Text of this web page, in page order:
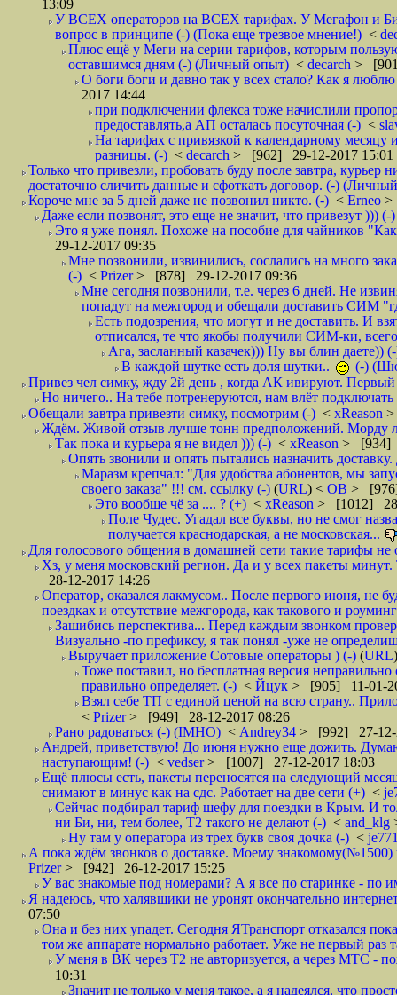
13:09
У ВСЕХ операторов на ВСЕХ тарифах. У Мегафон и Би
вопрос в принципе (-) (Пока еще трезвое мнение!) <
Плюс ещё у Меги на серии тарифов, которым
оставшимся дням (-) (Личный опыт) < decarch >
О боги боги и давно так у всех стало? Как я
2017 14:44
при подключении флекса тоже начислили
предоставлять,а АП осталась посуточная (-) <
На тарифах с привязкой к календарному
разницы. (-) < decarch > [962] 29-12-2017 15:01
Только что привезли, пробовать буду после завтра,
достаточно сличить данные и сфоткать договор. (-)
Короче мне за 5 дней даже не позвонил никто. (-) < Erneo >
Даже если позвонят, это еще не значит, что привезут ))) (-)
Это я уже понял. Похоже на пособие для чайников
29-12-2017 09:35
Мне позвонили, извинились, сослались на много
(-) < Prizer> [878] 29-12-2017 09:36
Мне сегодня позвонили, т.е. через 6 дней. Не
попадут на межгород и обещали доставить СИМ
Есть подозрения, что могут и не доставить. И
отписался, те что якобы получили СИМ-ки,
Ага, засланный казачек))) Ну вы блин даете))
В каждой шутке есть доля шутки..
(-)
Привез чел симку, жду 2й день , когда АК ивируют. Первый
Но ничего.. На тебе потренеруются, нам влёт подключать
Обещали завтра привезти симку, посмотрим (-) < xReason
Ждём. Живой отзыв лучше тонн предположений. Морду
Так пока и курьера я не видел ))) (-) < xReason > [934]
Опять звонили и опять пытались назначить
Маразм крепчал: "Для удобства абонентов, мы
своего заказа" !!! см. ссылку (-) (URL) < ОВ >
Это вообще чё за .... ? (+) < xReason > [1012]
Поле Чудес. Угадал все буквы, но не смог
получается краснодарская, а не московская...
Для голосового общения в домашней сети такие тарифы не
Хз, у меня московский регион. Да и у всех пакеты
28-12-2017 14:26
Оператор, оказался лакмусом.. После первого июня, не
поездках и отсутствие межгорода, как такового и
Зашибись перспектива... Перед каждым звонком
Визуально -по префиксу, я так понял -уже не
Выручает приложение Сотовые операторы ) (-) (URL
Тоже поставил, но бесплатная версия
правильно определяет. (-) < Йцук > [905] 11-01-
Взял себе ТП с единой ценой на всю страну..
< Prizer> [949] 28-12-2017 08:26
Рано радоваться (-) (IMHO) < Andrey34 > [992] 27-12-
Андрей, приветствую! До июня нужно еще дожить.
наступающим! (-) < vedser> [1007] 27-12-2017 18:03
Ещё плюсы есть, пакеты переносятся на следующий
снимают в минус как на сдс. Работает на две сети (+) <
Сейчас подбирал тариф шефу для поездки в Крым. И
ни Би, ни, тем более, Т2 такого не делают (-) < and_klg
Ну там у оператора из трех букв своя дочка (-) <
А пока ждём звонков о доставке. Моему знакомому(№1500)
Prizer> [942] 26-12-2017 15:25
У вас знакомые под номерами? А я все по старинке - по
Я надеюсь, что халявщики не уронят окончательно
07:50
Она и без них упадет. Сегодня ЯТранспорт отказался
том же аппарате нормально работает. Уже не первый раз
У меня в ВК через Т2 не авторизуется, а через МТС -
10:31
Значит не только у меня такое, а я надеялся, что